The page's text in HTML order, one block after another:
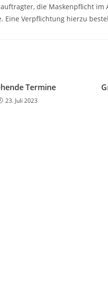
die Maskenpflicht im
Eine Verpflichtung hierzu
Termine
23. Juli 2023